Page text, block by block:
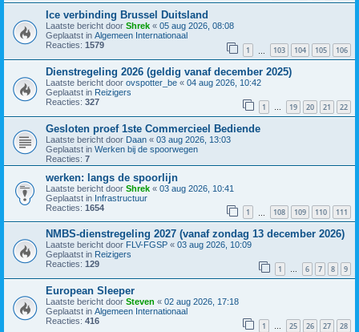
Ice verbinding Brussel Duitsland
Laatste bericht door Shrek « 05 aug 2026, 08:08
Geplaatst in Algemeen Internationaal
Reacties: 1579 1 103 104 105 106
Dienstregeling 2026 (geldig vanaf december 2025)
Laatste bericht door ovspotter_be « 04 aug 2026, 10:42
Geplaatst in Reizigers
Reacties: 327 1 … 19 20 21 22
Gesloten proef 1ste Commercieel Bediende
Laatste bericht door Daan « 03 aug 2026, 13:03
Geplaatst in Werken bij de spoorwegen
Reacties: 7
werken: langs de spoorlijn
Laatste bericht door Shrek « 03 aug 2026, 10:41
Geplaatst in Infrastructuur
Reacties: 1654 1 108 109 110 111
NMBS-dienstregeling 2027 (vanaf zondag 13 december 2026)
Laatste bericht door FLV-FGSP « 03 aug 2026, 10:09
Geplaatst in Reizigers
Reacties: 129 1 … 6 7 8 9
European Sleeper
Laatste bericht door Steven « 02 aug 2026, 17:18
Geplaatst in Algemeen Internationaal
Reacties: 416 1 … 25 26 27 28